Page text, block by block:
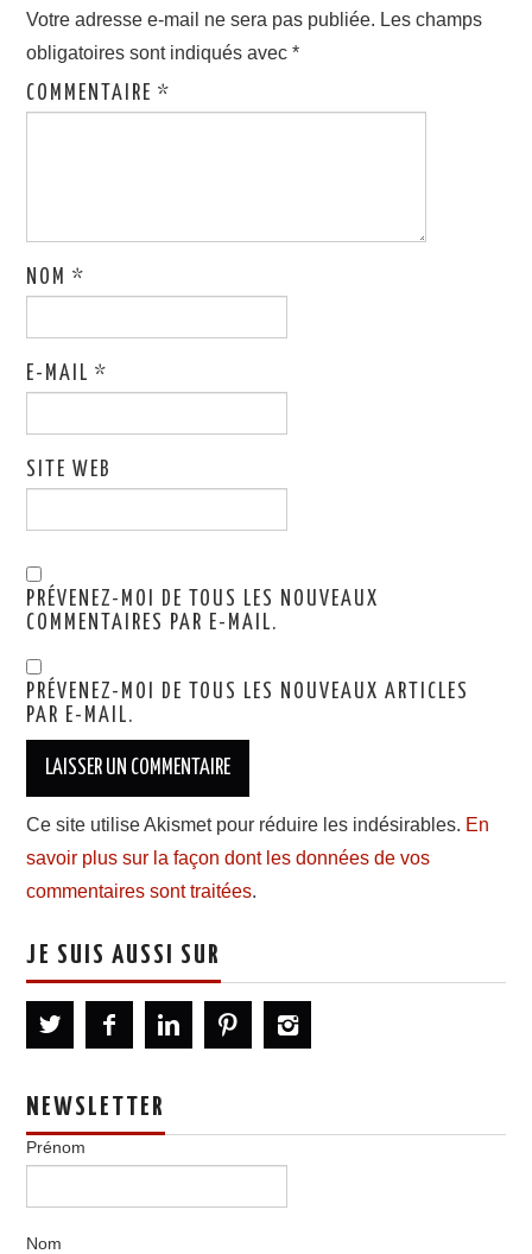
Votre adresse e-mail ne sera pas publiée. Les champs
obligatoires sont indiqués avec*
COMMENTAIRE*
NOM*
E-MAIL*
SITE WEB
PRÉVENEZ-MOI DE TOUS LES NOUVEAUX
COMMENTAIRES PAR E-MAIL.
PRÉVENEZ-MOI DE TOUS LES NOUVEAUX ARTICLES
PAR E-MAIL.
Ce site utilise Akismet pour réduire les indésirables. En
savoir plus sur la façon dont les données de vos
commentaires sont traitées.
JE SUIS AUSSI SUR
NEWSLETTER
Prénom
Nom